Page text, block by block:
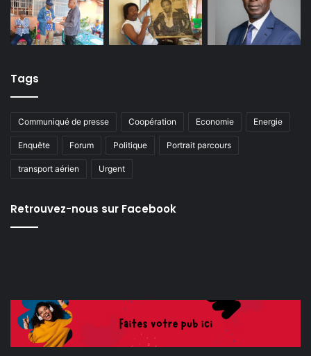
Tags
Communiqué de presse Coopération Economie Energie
Enquête Forum Politique Portrait parcours
transport aérien Urgent
Retrouvez-nous sur Facebook